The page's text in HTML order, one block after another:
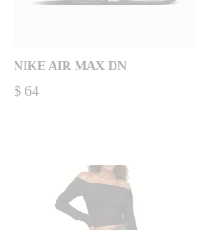
NIKE AIR MAX DN
$ 64